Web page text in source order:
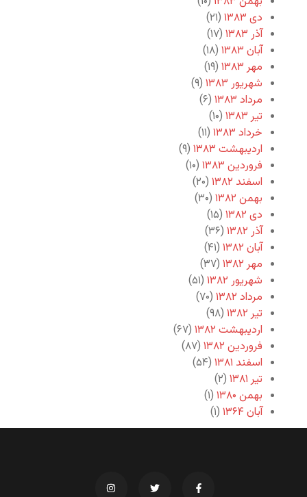
دی ۱۳۸۳
(۲۱)
آذر ۱۳۸۳
(۱۷)
آبان ۱۳۸۳
(۱۸)
مهر ۱۳۸۳
(۱۹)
شهریور ۱۳۸۳
(۹)
مرداد ۱۳۸۳
(۶)
تیر ۱۳۸۳
(۱۰)
خرداد ۱۳۸۳
(۱۱)
اردیبهشت ۱۳۸۳
(۹)
فروردین ۱۳۸۳
(۱۰)
اسفند ۱۳۸۲
(۲۰)
بهمن ۱۳۸۲
(۳۰)
دی ۱۳۸۲
(۱۵)
آذر ۱۳۸۲
(۳۶)
آبان ۱۳۸۲
(۴۱)
مهر ۱۳۸۲
(۳۷)
شهریور ۱۳۸۲
(۵۱)
مرداد ۱۳۸۲
(۷۰)
تیر ۱۳۸۲
(۹۸)
اردیبهشت ۱۳۸۲
(۶۷)
فروردین ۱۳۸۲
(۸۷)
اسفند ۱۳۸۱
(۵۴)
تیر ۱۳۸۱
(۲)
بهمن ۱۳۸۰
(۱)
آبان ۱۳۶۴
(۱)